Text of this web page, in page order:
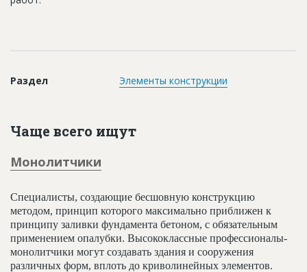
Правила работы
Личный кабинет
Раздел Элементы конструкции
Чаще всего ищут
Монолитчики
Специалисты, создающие бесшовную конструкцию
методом, принцип которого максимально приближен к
принципу заливки фундамента бетоном, с обязательным
применением опалубки. Высококлассные профессионалы-
монолитчики могут создавать здания и сооружения
различных форм, вплоть до криволинейных элементов.